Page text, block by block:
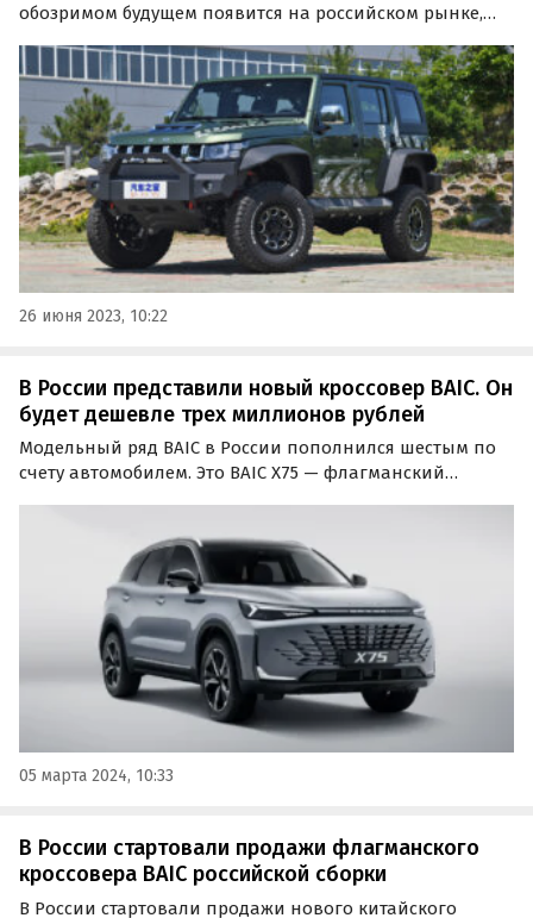
обозримом будущем появится на российском рынке,
названием Rainforest Crossing Edition.
26 июня 2023, 10:22
В России представили новый кроссовер BAIC. Он
будет дешевле трех миллионов рублей
Модельный ряд BAIC в России пополнился шестым по
счету автомобилем. Это BAIC X75 — флагманский
05 марта 2024, 10:33
В России cтартовали продажи флагманского
кроссовера BAIC российской сборки
В России стартовали продажи нового китайского